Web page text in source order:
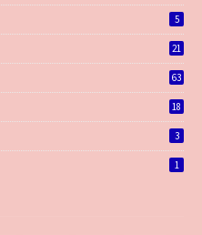
5
21
63
18
3
1